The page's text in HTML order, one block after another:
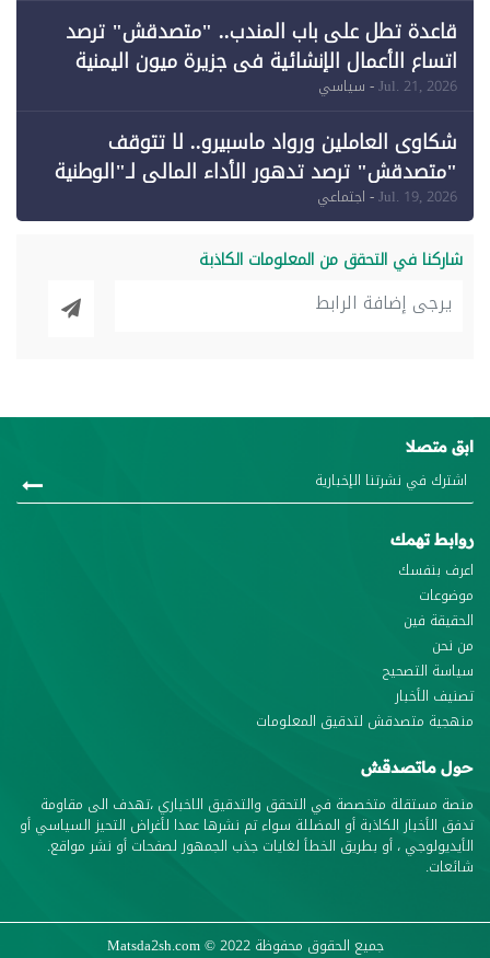
قاعدة تطل على باب المندب.. "متصدقش" ترصد
اتساع الأعمال الإنشائية في جزيرة ميون اليمنية
Jul. 21, 2026- سياسي
شكاوى العاملين ورواد ماسبيرو.. لا تتوقف
"متصدقش" ترصد تدهور الأداء المالي لـ"الوطنية
للإعلام"
Jul. 19, 2026- اجتماعي
شاركنا في التحقق من المعلومات الكاذبة
ابق متصلا
روابط تهمك
اعرف بنفسك
موضوعات
الحقيقة فين
من نحن
سياسة التصحيح
تصنيف الأخبار
منهجية متصدقش لتدقيق المعلومات
حول ماتصدقش
منصة مستقلة متخصصة في التحقق والتدقيق الاخباري ،تهدف الى مقاومة
تدفق الأخبار الكاذبة أو المضللة سواء تم نشرها عمدا لأغراض التحيز السياسي أو
الأيديولوجي ، أو بطريق الخطأ لغايات جذب الجمهور لصفحات أو نشر مواقع.
شائعات.
جميع الحقوق محفوظة Matsda2sh.com© 2022